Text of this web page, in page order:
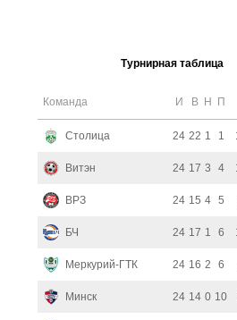
Турнирная таблица
Команда И В Н П
Столица 24 22 1 1
Витэн 24 17 3 4
ВРЗ 24 15 4 5
БЧ 24 17 1 6
Меркурий-ГТК 24 16 2 6
Минск 24 14 0 10